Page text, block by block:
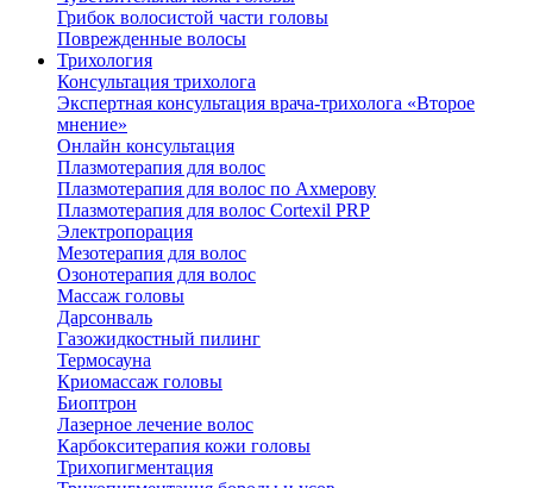
Грибок волосистой части головы
Поврежденные волосы
Трихология
Консультация трихолога
Экспертная консультация врача-трихолога «Второе
мнение»
Онлайн консультация
Плазмотерапия для волос
Плазмотерапия для волос по Ахмерову
Плазмотерапия для волос Cortexil PRP
Электропорация
Мезотерапия для волос
Озонотерапия для волос
Массаж головы
Дарсонваль
Газожидкостный пилинг
Термосауна
Криомассаж головы
Биоптрон
Лазерное лечение волос
Карбокситерапия кожи головы
Трихопигментация